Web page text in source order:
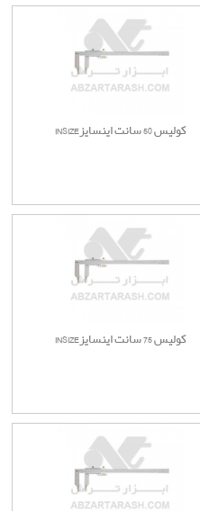
کولیس 50 سانت اینسایزINSIZE
کولیس 75 سانت اینسایزINSIZE